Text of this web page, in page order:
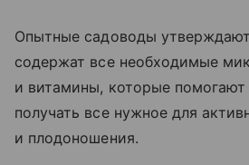
Опытные садоводы
содержат все необходимые
и витамины, которые помогают
получать все нужное для
и плодоношения.